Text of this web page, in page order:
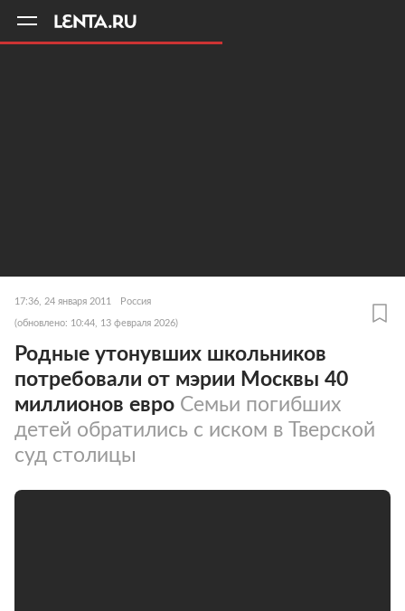
17:36, 24 января 2011 Россия
(обновлено: 10:44, 13 февраля 2026)
Родные утонувших школьников
потребовали от мэрии Москвы 40
миллионов евро Семьи погибших
детей обратились с иском в Тверской
суд столицы